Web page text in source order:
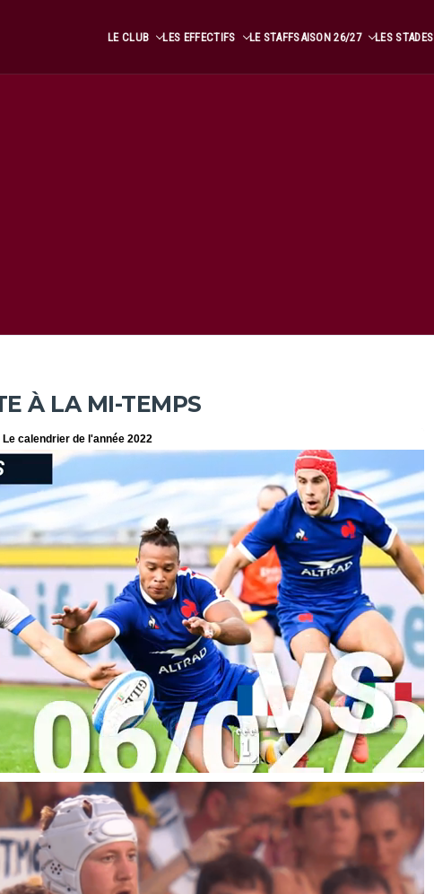
LE CLUB LES EFFECTIFS LE STAFFSAISON 26/27 LES STADES
À LA MI-TEMPS